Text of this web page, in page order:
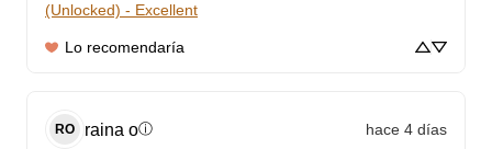
(Unlocked) - Excellent
Lo recomendaría
RO raina oⓘ hace 4 días